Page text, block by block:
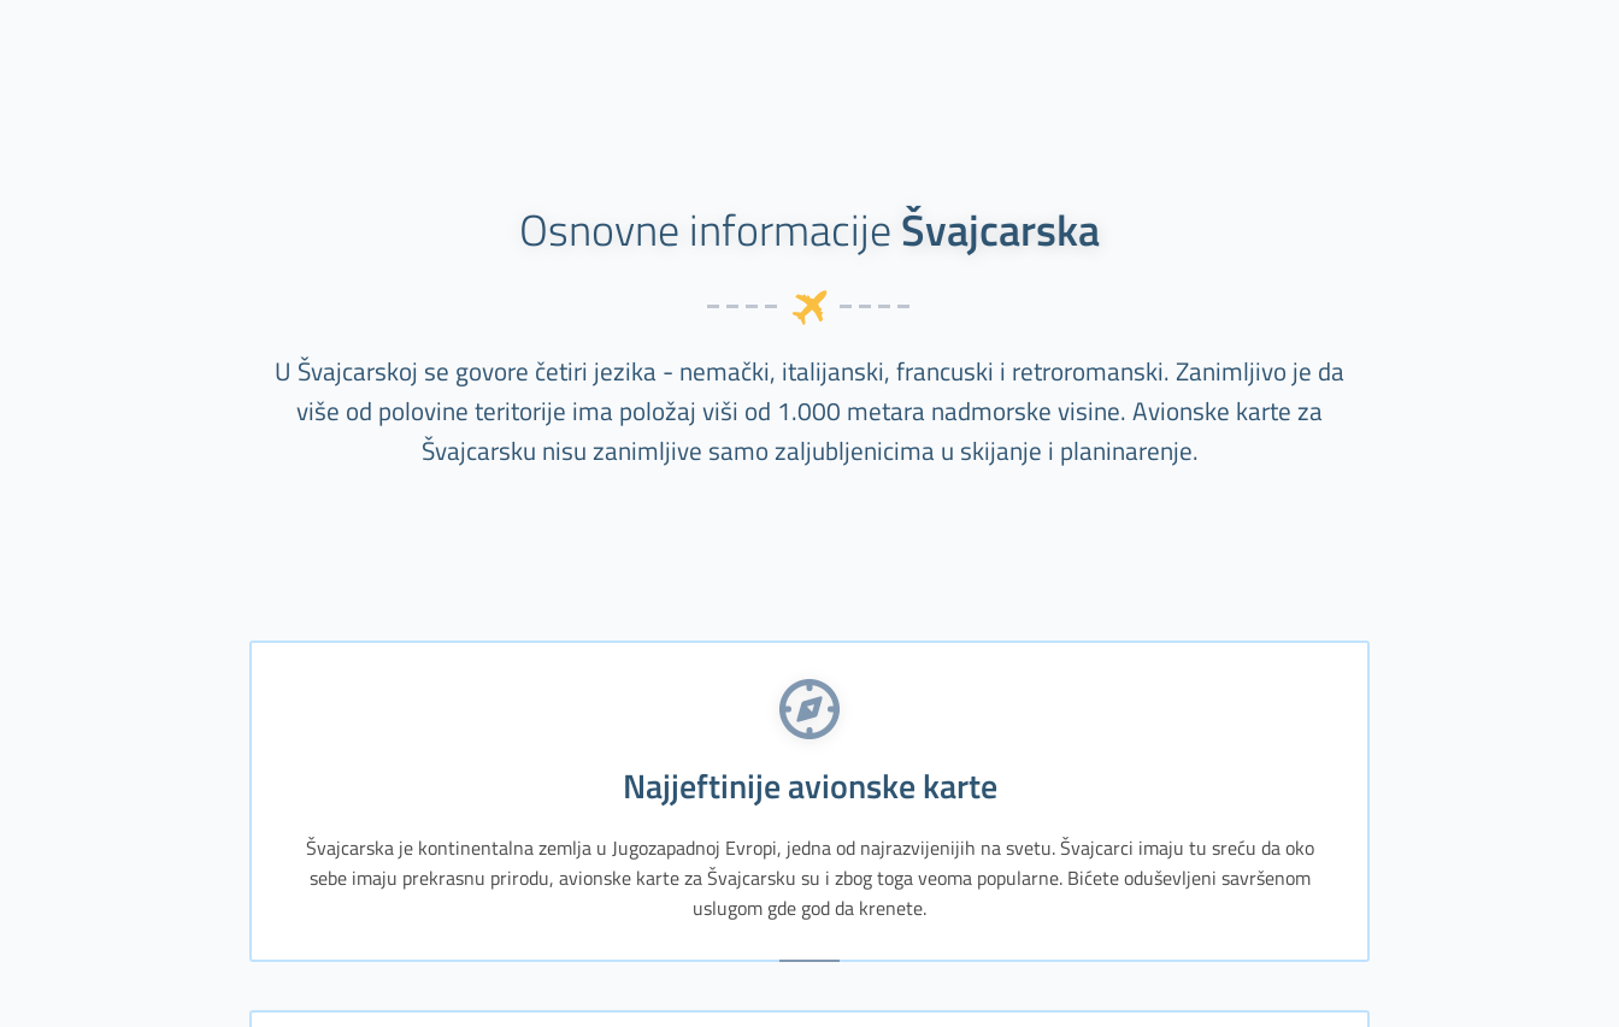
Osnovne informacijeŠvajcarska
U Švajcarskoj se govore četiri jezika - nemački, italijanski, francuski i retroromanski. Zanimljivo je da
više od polovine teritorije ima položaj viši od 1.000 metara nadmorske visine. Avionske karte za
Švajcarsku nisu zanimljive samo zaljubljenicima u skijanje i planinarenje.
Najjeftinije avionske karte
Švajcarska je kontinentalna zemlja u Jugozapadnoj Evropi, jedna od najrazvijenijih na svetu. Švajcarci imaju tu sreću da oko
sebe imaju prekrasnu prirodu, avionske karte za Švajcarsku su i zbog toga veoma popularne. Bićete oduševljeni savršenom
uslugom gde god da krenete.